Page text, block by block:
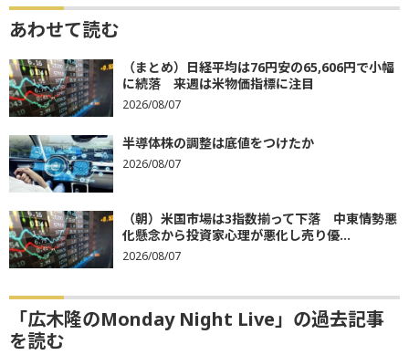
あわせて読む
（まとめ）日経平均は76円安の65,606円で小幅
に続落 来週は米物価指標に注目
2026/08/07
半導体株の調整は底値をつけたか
2026/08/07
（朝）米国市場は3指数揃って下落 中東情勢悪
化懸念から投資家心理が悪化し売り優...
2026/08/07
「広木隆のMonday Night Live」の過去記事
を読む